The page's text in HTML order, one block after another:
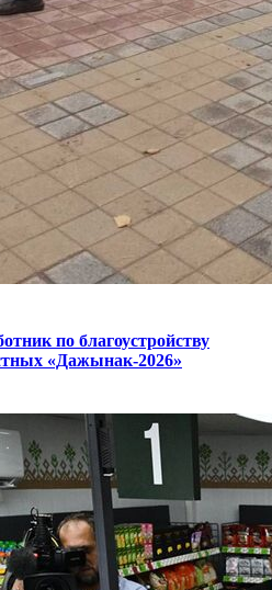
по благоустройству
«Дажынак-2026»